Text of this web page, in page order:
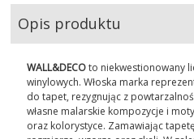
Opis produktu
WALL&DECOto niekwestionowany
winylowych. Włoska marka
do tapet, rezygnując z
własne malarskie kompozycje i
oraz kolorystyce. Zamawiając